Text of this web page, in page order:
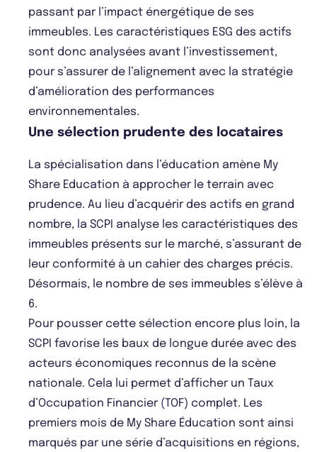
passant par l’impact énergétique de ses
immeubles. Les caractéristiques ESG des actifs
sont donc analysées avant l’investissement,
pour s’assurer de l’alignement avec la stratégie
d’amélioration des performances
environnementales.
Une sélection prudente des locataires
La spécialisation dans l’éducation amène My
Share Education à approcher le terrain avec
prudence. Au lieu d’acquérir des actifs en grand
nombre, la SCPI analyse les caractéristiques des
immeubles présents sur le marché, s’assurant de
leur conformité à un cahier des charges précis.
Désormais, le nombre de ses immeubles s’élève à
6.
Pour pousser cette sélection encore plus loin, la
SCPI favorise les baux de longue durée avec des
acteurs économiques reconnus de la scène
nationale. Cela lui permet d’afficher un Taux
d’Occupation Financier (TOF) complet. Les
premiers mois de My Share Éducation sont ainsi
marqués par une série d’acquisitions en régions,